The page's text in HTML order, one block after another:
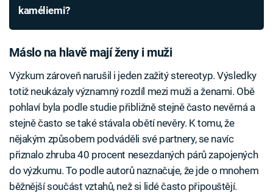
kaméliemi?
Máslo na hlavě mají ženy i muži
Výzkum zároveň narušil i jeden zažitý stereotyp. Výsledky
totiž neukázaly významný rozdíl mezi muži a ženami. Obě
pohlaví byla podle studie přibližně stejně často nevěrná a
stejně často se také stávala obětí nevěry. K tomu, že
nějakým způsobem podváděli své partnery, se navíc
přiznalo zhruba 40 procent nesezdaných párů zapojených
do výzkumu. To podle autorů naznačuje, že jde o mnohem
běžnější součást vztahů, než si lidé často připouštějí.